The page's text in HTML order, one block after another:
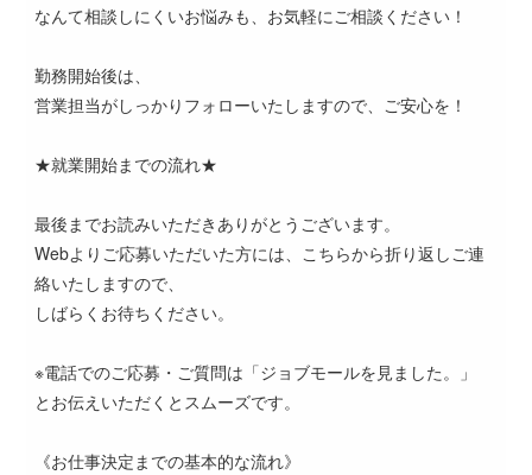
なんて相談しにくいお悩みも、お気軽にご相談ください！
勤務開始後は、
営業担当がしっかりフォローいたしますので、ご安心を！
★就業開始までの流れ★
最後までお読みいただきありがとうございます。
Webよりご応募いただいた方には、こちらから折り返しご連
絡いたしますので、
しばらくお待ちください。
※電話でのご応募・ご質問は「ジョブモールを見ました。」
とお伝えいただくとスムーズです。
《お仕事決定までの基本的な流れ》